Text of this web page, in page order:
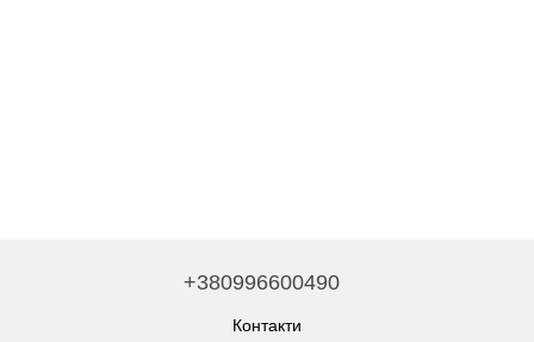
+380996600490
Контакти